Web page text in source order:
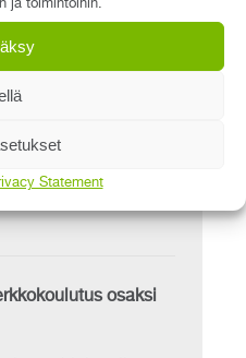
ja toimintoihin.
Statement
sisällön ja
varmistaa
tilanteesta
osaksi